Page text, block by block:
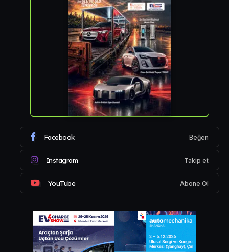
Facebook Beğen
Instagram Takip et
YouTube Abone Ol